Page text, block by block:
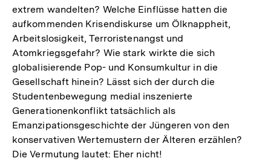
extrem wandelten? Welche Einflüsse hatten die
aufkommenden Krisendiskurse um Ölknappheit,
Arbeitslosigkeit, Terroristenangst und
Atomkriegsgefahr? Wie stark wirkte die sich
globalisierende Pop- und Konsumkultur in die
Gesellschaft hinein? Lässt sich der durch die
Studentenbewegung medial inszenierte
Generationenkonflikt tatsächlich als
Emanzipationsgeschichte der Jüngeren von den
konservativen Wertemustern der Älteren erzählen?
Die Vermutung lautet: Eher nicht!